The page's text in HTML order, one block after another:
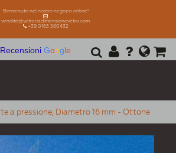
Benvenuto nel nostro negozio online!
vendite@vetreriadimensionevetro.com
+39 0163 560432
Recensioni Google
a pressione, Diametro 16 mm - Ottone